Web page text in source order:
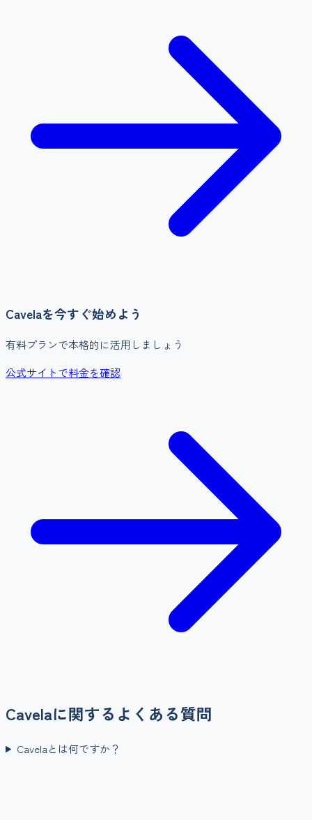
Cavelaを今すぐ始めよう
有料プランで本格的に活用しましょう
公式サイトで料金を確認
Cavelaに関するよくある質問
Cavelaとは何ですか？